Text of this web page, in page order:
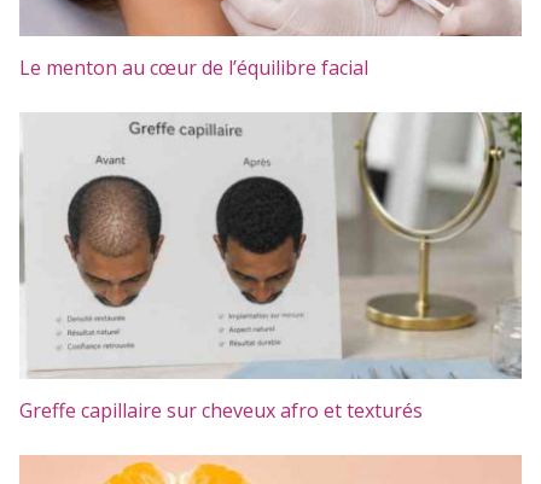
Le menton au cœur de l’équilibre facial
Greffe capillaire sur cheveux afro et texturés